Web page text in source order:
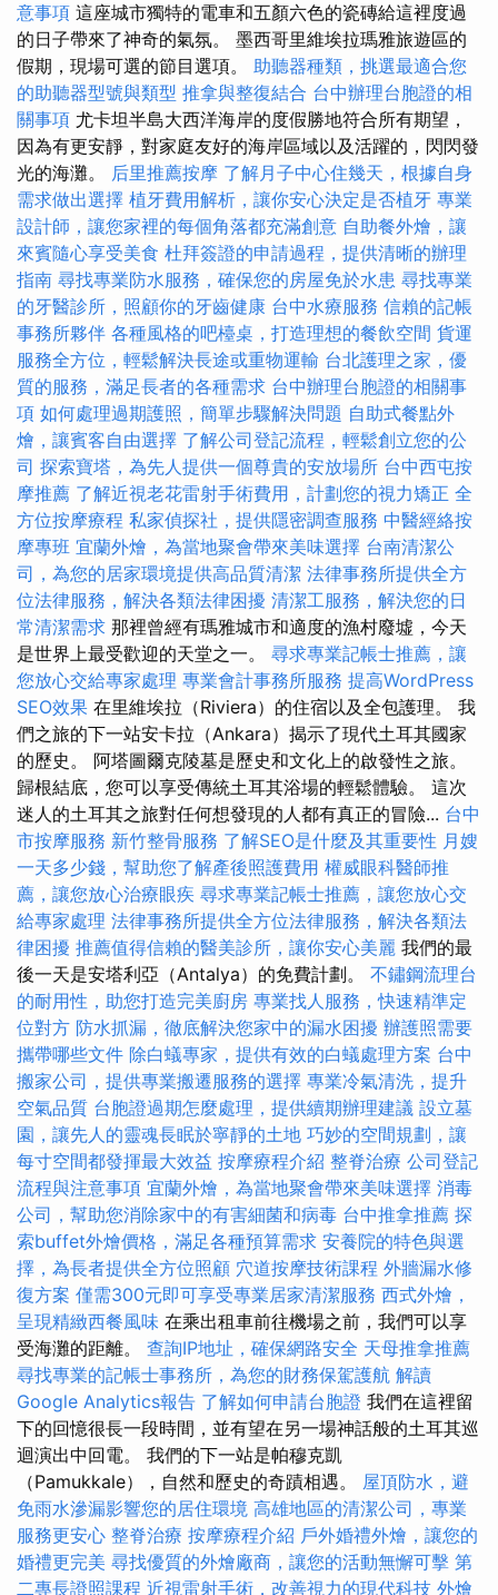
意事項 這座城市獨特的電車和五顏六色的瓷磚給這裡度過
的日子帶來了神奇的氣氛。 墨西哥里維埃拉瑪雅旅遊區的
假期，現場可選的節目選項。 助聽器種類，挑選最適合您
的助聽器型號與類型 推拿與整復結合 台中辦理台胞證的相
關事項 尤卡坦半島大西洋海岸的度假勝地符合所有期望，
因為有更安靜，對家庭友好的海岸區域以及活躍的，閃閃發
光的海灘。 后里推薦按摩 了解月子中心住幾天，根據自身
需求做出選擇 植牙費用解析，讓你安心決定是否植牙 專業
設計師，讓您家裡的每個角落都充滿創意 自助餐外燴，讓
來賓隨心享受美食 杜拜簽證的申請過程，提供清晰的辦理
指南 尋找專業防水服務，確保您的房屋免於水患 尋找專業
的牙醫診所，照顧你的牙齒健康 台中水療服務 信賴的記帳
事務所夥伴 各種風格的吧檯桌，打造理想的餐飲空間 貨運
服務全方位，輕鬆解決長途或重物運輸 台北護理之家，優
質的服務，滿足長者的各種需求 台中辦理台胞證的相關事
項 如何處理過期護照，簡單步驟解決問題 自助式餐點外
燴，讓賓客自由選擇 了解公司登記流程，輕鬆創立您的公
司 探索寶塔，為先人提供一個尊貴的安放場所 台中西屯按
摩推薦 了解近視老花雷射手術費用，計劃您的視力矯正 全
方位按摩療程 私家偵探社，提供隱密調查服務 中醫經絡按
摩專班 宜蘭外燴，為當地聚會帶來美味選擇 台南清潔公
司，為您的居家環境提供高品質清潔 法律事務所提供全方
位法律服務，解決各類法律困擾 清潔工服務，解決您的日
常清潔需求 那裡曾經有瑪雅城市和適度的漁村廢墟，今天
是世界上最受歡迎的天堂之一。 尋求專業記帳士推薦，讓
您放心交給專家處理 專業會計事務所服務 提高WordPress
SEO效果 在里維埃拉（Riviera）的住宿以及全包護理。 我
們之旅的下一站安卡拉（Ankara）揭示了現代土耳其國家
的歷史。 阿塔圖爾克陵墓是歷史和文化上的啟發性之旅。
歸根結底，您可以享受傳統土耳其浴場的輕鬆體驗。 這次
迷人的土耳其之旅對任何想發現的人都有真正的冒險... 台中
市按摩服務 新竹整骨服務 了解SEO是什麼及其重要性 月嫂
一天多少錢，幫助您了解產後照護費用 權威眼科醫師推
薦，讓您放心治療眼疾 尋求專業記帳士推薦，讓您放心交
給專家處理 法律事務所提供全方位法律服務，解決各類法
律困擾 推薦值得信賴的醫美診所，讓你安心美麗 我們的最
後一天是安塔利亞（Antalya）的免費計劃。 不鏽鋼流理台
的耐用性，助您打造完美廚房 專業找人服務，快速精準定
位對方 防水抓漏，徹底解決您家中的漏水困擾 辦護照需要
攜帶哪些文件 除白蟻專家，提供有效的白蟻處理方案 台中
搬家公司，提供專業搬遷服務的選擇 專業冷氣清洗，提升
空氣品質 台胞證過期怎麼處理，提供續期辦理建議 設立墓
園，讓先人的靈魂長眠於寧靜的土地 巧妙的空間規劃，讓
每寸空間都發揮最大效益 按摩療程介紹 整脊治療 公司登記
流程與注意事項 宜蘭外燴，為當地聚會帶來美味選擇 消毒
公司，幫助您消除家中的有害細菌和病毒 台中推拿推薦 探
索buffet外燴價格，滿足各種預算需求 安養院的特色與選
擇，為長者提供全方位照顧 穴道按摩技術課程 外牆漏水修
復方案 僅需300元即可享受專業居家清潔服務 西式外燴，
呈現精緻西餐風味 在乘出租車前往機場之前，我們可以享
受海灘的距離。 查詢IP地址，確保網路安全 天母推拿推薦
尋找專業的記帳士事務所，為您的財務保駕護航 解讀
Google Analytics報告 了解如何申請台胞證 我們在這裡留
下的回憶很長一段時間，並有望在另一場神話般的土耳其巡
迴演出中回電。 我們的下一站是帕穆克凱
（Pamukkale），自然和歷史的奇蹟相遇。 屋頂防水，避
免雨水滲漏影響您的居住環境 高雄地區的清潔公司，專業
服務更安心 整脊治療 按摩療程介紹 戶外婚禮外燴，讓您的
婚禮更完美 尋找優質的外燴廠商，讓您的活動無懈可擊 第
二專長證照課程 近視雷射手術，改善視力的現代科技 外燴